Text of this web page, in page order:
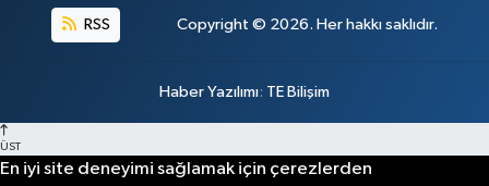
RSS Copyright © 2026. Her hakkı saklıdır.
Haber Yazılımı: TE Bilişim
ÜST
En iyi site deneyimi sağlamak için çerezlerden